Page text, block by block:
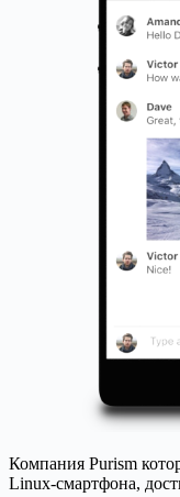
Компания Purism
Linux-смартфона,